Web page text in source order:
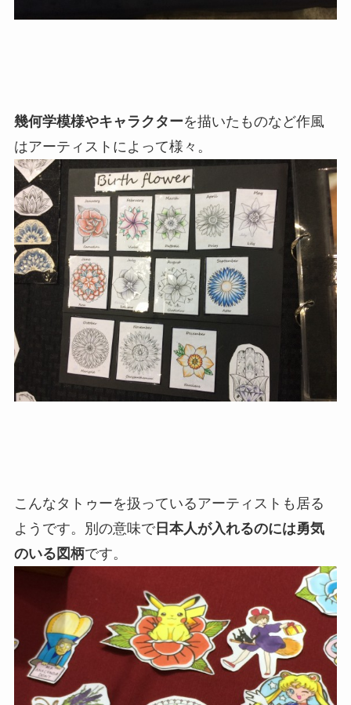
幾何学模様やキャラクターを描いたものなど作風
はアーティストによって様々。
こんなタトゥーを扱っているアーティストも居る
ようです。別の意味で日本人が入れるのには勇気
のいる図柄です。